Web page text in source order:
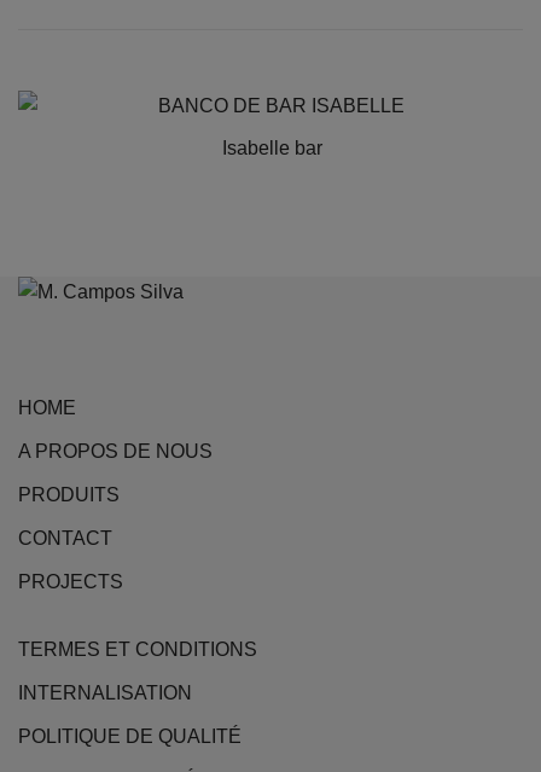
Isabelle bar
HOME
A PROPOS DE NOUS
PRODUITS
CONTACT
PROJECTS
TERMES ET CONDITIONS
INTERNALISATION
POLITIQUE DE QUALITÉ